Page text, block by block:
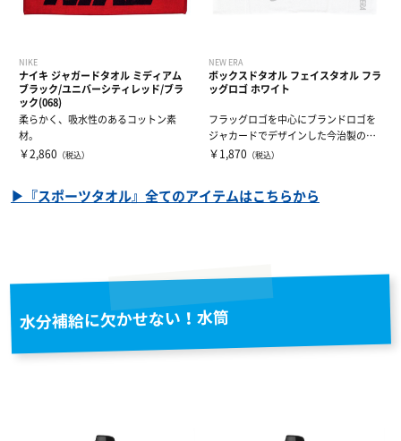
NIKE
ナイキ ジャガードタオル ミディアム
ブラック/ユニバーシティレッド/ブラ
ック(068)
柔らかく、吸水性のあるコットン素
材。
￥2,860 （税込）
NEW ERA
ボックスドタオル フェイスタオル フラ
ッグロゴ ホワイト
フラッグロゴを中心にブランドロゴを
ジャカードでデザインした今治製の箱
入りタオルで...
￥1,870 （税込）
▶『スポーツタオル』全てのアイテムはこちらから
水分補給に欠かせない！水筒